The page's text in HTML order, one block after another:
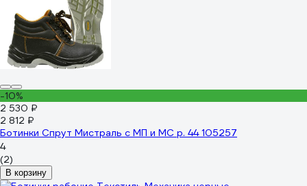
-10%
2 530 ₽
2 812 ₽
Ботинки Спрут Мистраль с МП и МС р. 44 105257
4
(2)
В корзину